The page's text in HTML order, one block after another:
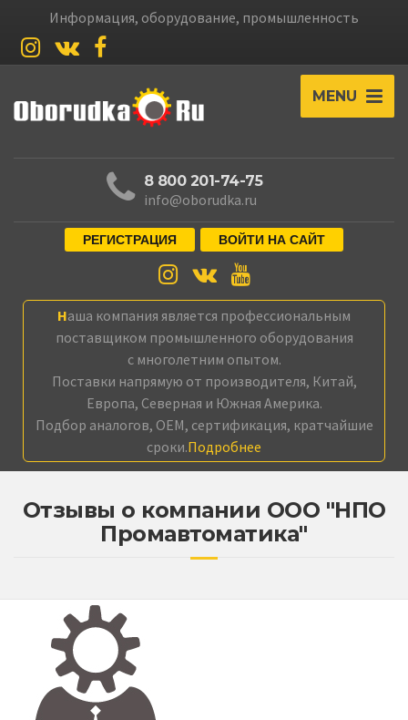
Информация, оборудование, промышленность
MENU
8 800 201-74-75
info@oborudka.ru
РЕГИСТРАЦИЯ ВОЙТИ НА САЙТ
Наша компания является профессиональным
поставщиком промышленного оборудования
с многолетним опытом.
Поставки напрямую от производителя, Китай,
Европа, Северная и Южная Америка.
Подбор аналогов, OEM, сертификация, кратчайшие
сроки.Подробнее
Отзывы о компании ООО "НПО
Промавтоматика"